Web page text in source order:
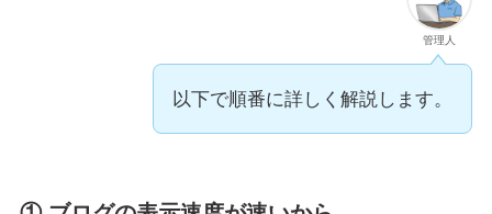
管理人
以下で順番に詳しく解説します。